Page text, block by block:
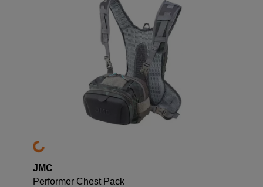
JMC
Performer Chest Pack